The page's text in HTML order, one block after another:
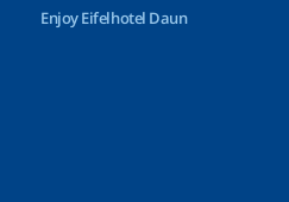
Enjoy Eifelhotel Daun